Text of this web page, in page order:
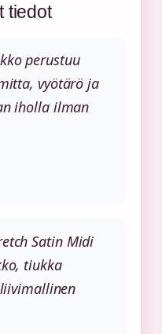
tiedot
perustuu
vyötärö ja
iholla ilman
Satin Midi
tiukka